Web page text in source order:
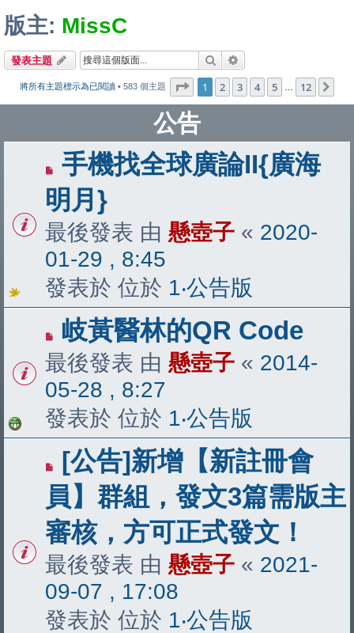
版主: MissC
發表主題 搜尋
將所有主題標示為已閱讀 • 583 個主題 1 頁 (共12 頁)
1 2 3 4 5 12
公告
手機找全球廣論II{廣海
明月}
最後發表 由 懸壺子 « 2020-
01-29 , 8:45
發表於 位於 1‧公告版
岐黃醫林的QR Code
最後發表 由 懸壺子 « 2014-
05-28 , 8:27
發表於 位於 1‧公告版
[公告]新增【新註冊會
員】群組，發文3篇需版主
審核，方可正式發文！
最後發表 由 懸壺子 « 2021-
09-07 , 17:08
發表於 位於 1‧公告版